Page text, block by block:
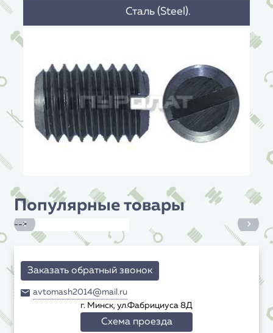
Сталь (Steel).
Популярные товары
-->
Заказать обратный звонок
avtomash2014@mail.ru
г. Минск, ул.Фабрициуса 8Д
Схема проезда